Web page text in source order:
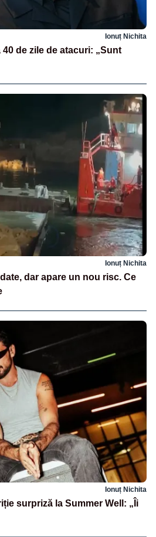
Ionuț Nichita
de zile de atacuri: „Sunt
Ionuț Nichita
dar apare un nou risc. Ce
Ionuț Nichita
surpriză la Summer Well: „Îi